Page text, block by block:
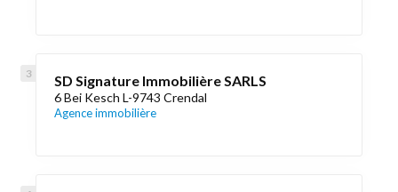
SD Signature Immobilière SARLS
6 Bei Kesch L-9743 Crendal
Agence immobilière